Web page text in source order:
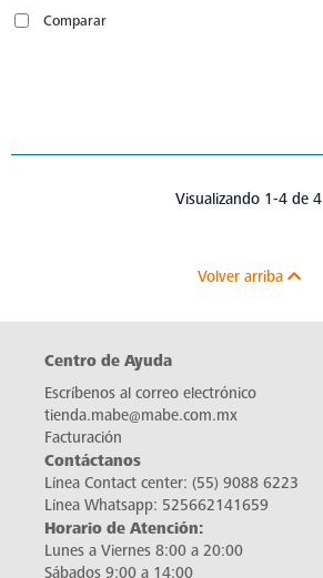
Comparar
Visualizando 1-4 de 4
Volver arriba
Centro de Ayuda
Escríbenos al correo electrónico
tienda.mabe@mabe.com.mx
Facturación
Contáctanos
Línea Contact center: (55) 9088 6223
Línea Whatsapp: 525662141659
Horario de Atención:
Lunes a Viernes 8:00 a 20:00
Sábados 9:00 a 14:00